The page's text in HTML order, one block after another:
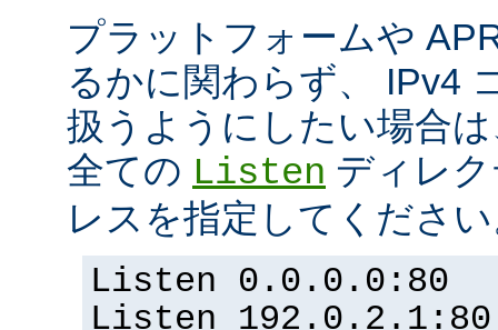
プラットフォームや
るかに関わらず、 IPv4
扱うようにしたい場合
全ての Listen ディレ
レスを指定してくださ
Listen 0.0.0.0:80
Listen 192.0.2.1:80